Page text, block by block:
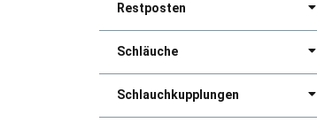
Restposten
Schläuche
Schlauchkupplungen